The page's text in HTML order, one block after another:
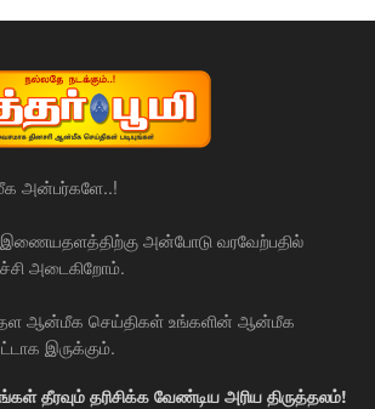
அன்பர்களே..!
இணையதளத்திற்கு அன்போடு வரவேற்பதில்
அடைகிறோம்.
தள ஆன்மீக செய்திகள் உங்களின் ஆன்மீக
இருக்கும்.
தீரவும் தரிசிக்க வேண்டிய அரிய திருத்தலம்!